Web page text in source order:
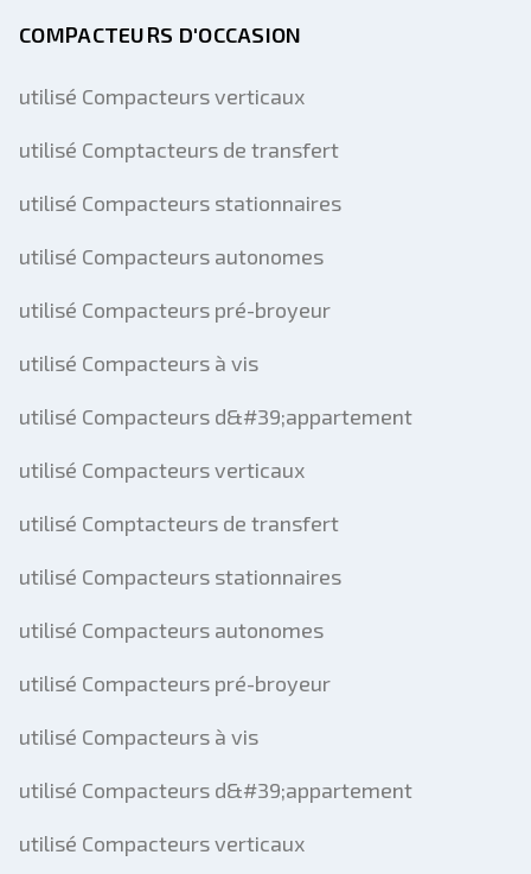
COMPACTEURS D'OCCASION
utilisé Compacteurs verticaux
utilisé Comptacteurs de transfert
utilisé Compacteurs stationnaires
utilisé Compacteurs autonomes
utilisé Compacteurs pré-broyeur
utilisé Compacteurs à vis
utilisé Compacteurs d&#39;appartement
utilisé Compacteurs verticaux
utilisé Comptacteurs de transfert
utilisé Compacteurs stationnaires
utilisé Compacteurs autonomes
utilisé Compacteurs pré-broyeur
utilisé Compacteurs à vis
utilisé Compacteurs d&#39;appartement
utilisé Compacteurs verticaux